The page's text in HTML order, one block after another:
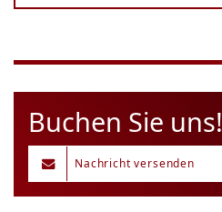
Buchen Sie uns!
Nachricht versenden